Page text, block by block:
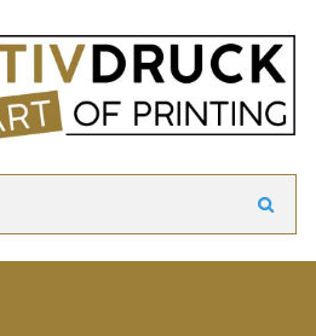
optimal zu gestalten und fortlaufend zu
weitere Nutzung der Webseite stimmen
Informationen zu Cookies erhalten Sie